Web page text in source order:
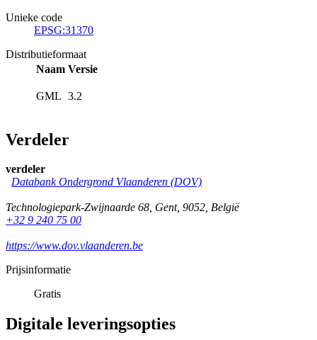
Unieke code
EPSG:31370
Distributieformaat
Naam Versie
GML 3.2
Verdeler
verdeler
Databank Ondergrond Vlaanderen (DOV)
Technologiepark-Zwijnaarde 68, Gent, 9052, België
+32 9 240 75 00
https://www.dov.vlaanderen.be
Prijsinformatie
Gratis
Digitale leveringsopties